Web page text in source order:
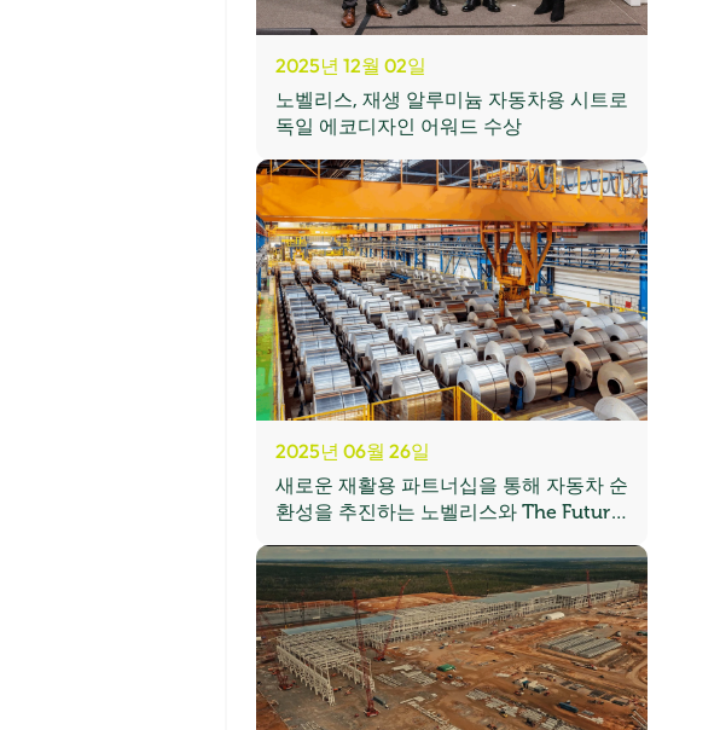
2025년 12월 02일
노벨리스, 재생 알루미늄 자동차용 시트로
독일 에코디자인 어워드 수상
2025년 06월 26일
새로운 재활용 파트너십을 통해 자동차 순
환성을 추진하는 노벨리스와 The Future